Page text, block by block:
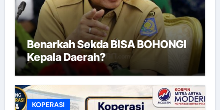
Benarkah Sekda BISA BOHONGI
Kepala Daerah?
KOPERASI